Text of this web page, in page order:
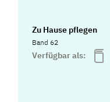
Zu Hause pflegen
Band 62
Verfügbar als: